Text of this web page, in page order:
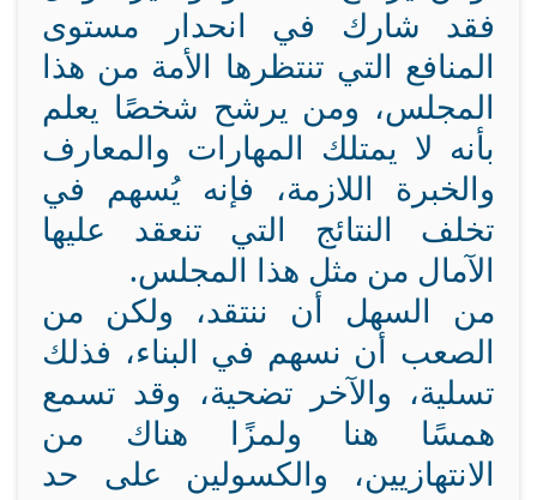
فقد شارك في انحدار مستوى
المنافع التي تنتظرها الأمة من هذا
المجلس، ومن يرشح شخصًا يعلم
بأنه لا يمتلك المهارات والمعارف
والخبرة اللازمة، فإنه يُسهم في
تخلف النتائج التي تنعقد عليها
الآمال من مثل هذا المجلس.
من السهل أن ننتقد، ولكن من
الصعب أن نسهم في البناء، فذلك
تسلية، والآخر تضحية، وقد تسمع
همسًا هنا ولمزًا هناك من
الانتهازيين، والكسولين على حد